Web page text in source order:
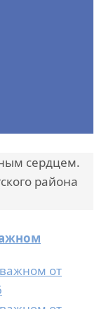
сердцем.
района
от